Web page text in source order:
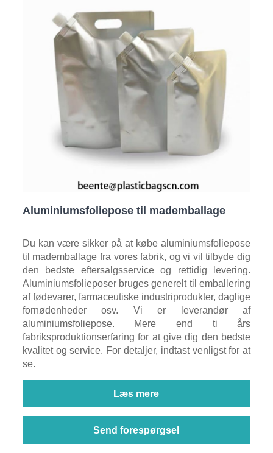
Aluminiumsfoliepose til mademballage
Du kan være sikker på at købe aluminiumsfoliepose
til mademballage fra vores fabrik, og vi vil tilbyde dig
den bedste eftersalgsservice og rettidig levering.
Aluminiumsfolieposer bruges generelt til emballering
af fødevarer, farmaceutiske industriprodukter, daglige
fornødenheder osv. Vi er leverandør af
aluminiumsfoliepose. Mere end ti års
fabriksproduktionserfaring for at give dig den bedste
kvalitet og service. For detaljer, indtast venligst for at
se.
Læs mere
Send forespørgsel